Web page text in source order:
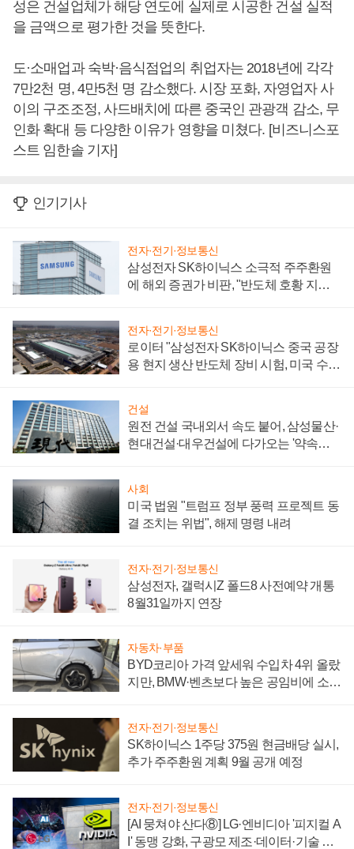
성은 건설업체가 해당 연도에 실제로 시공한 건설 실적
을 금액으로 평가한 것을 뜻한다.
도·소매업과 숙박·음식점업의 취업자는 2018년에 각각
7만2천 명, 4만5천 명 감소했다. 시장 포화, 자영업자 사
이의 구조조정, 사드배치에 따른 중국인 관광객 감소, 무
인화 확대 등 다양한 이유가 영향을 미쳤다. [비즈니스포
스트 임한솔 기자]
인기기사
전자·전기·정보통신
삼성전자 SK하이닉스 소극적 주주환원
에 해외 증권가 비판, "반도체 호황 지속
전자·전기·정보통신
로이터 "삼성전자 SK하이닉스 중국 공장
용 현지 생산 반도체 장비 시험, 미국 수출
건설
원전 건설 국내외서 속도 붙어, 삼성물산·
현대건설·대우건설에 다가오는 '약속의
사회
미국 법원 "트럼프 정부 풍력 프로젝트 동
결 조치는 위법", 해제 명령 내려
전자·전기·정보통신
삼성전자, 갤럭시Z 폴드8 사전예약 개통
8월31일까지 연장
자동차·부품
BYD코리아 가격 앞세워 수입차 4위 올랐
지만, BMW·벤츠보다 높은 공임비에 소비
전자·전기·정보통신
SK하이닉스 1주당 375원 현금배당 실시,
추가 주주환원 계획 9월 공개 예정
전자·전기·정보통신
[AI 뭉쳐야 산다⑧] LG·엔비디아 '피지컬 A
I' 동맹 강화, 구광모 제조·데이터·기술 결